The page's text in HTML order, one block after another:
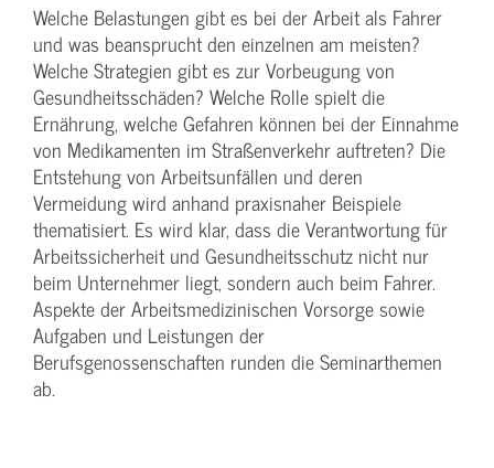
Welche Belastungen gibt es bei der Arbeit als Fahrer
und was beansprucht den einzelnen am meisten?
Welche Strategien gibt es zur Vorbeugung von
Gesundheitsschäden? Welche Rolle spielt die
Ernährung, welche Gefahren können bei der Einnahme
von Medikamenten im Straßenverkehr auftreten? Die
Entstehung von Arbeitsunfällen und deren
Vermeidung wird anhand praxisnaher Beispiele
thematisiert. Es wird klar, dass die Verantwortung für
Arbeitssicherheit und Gesundheitsschutz nicht nur
beim Unternehmer liegt, sondern auch beim Fahrer.
Aspekte der Arbeitsmedizinischen Vorsorge sowie
Aufgaben und Leistungen der
Berufsgenossenschaften runden die Seminarthemen
ab.